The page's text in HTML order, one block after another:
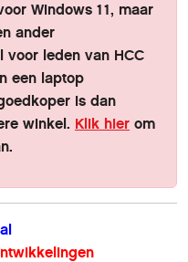
Windows 11, maar
ander
voor leden van HCC
een laptop
is dan
winkel. Klik hier om